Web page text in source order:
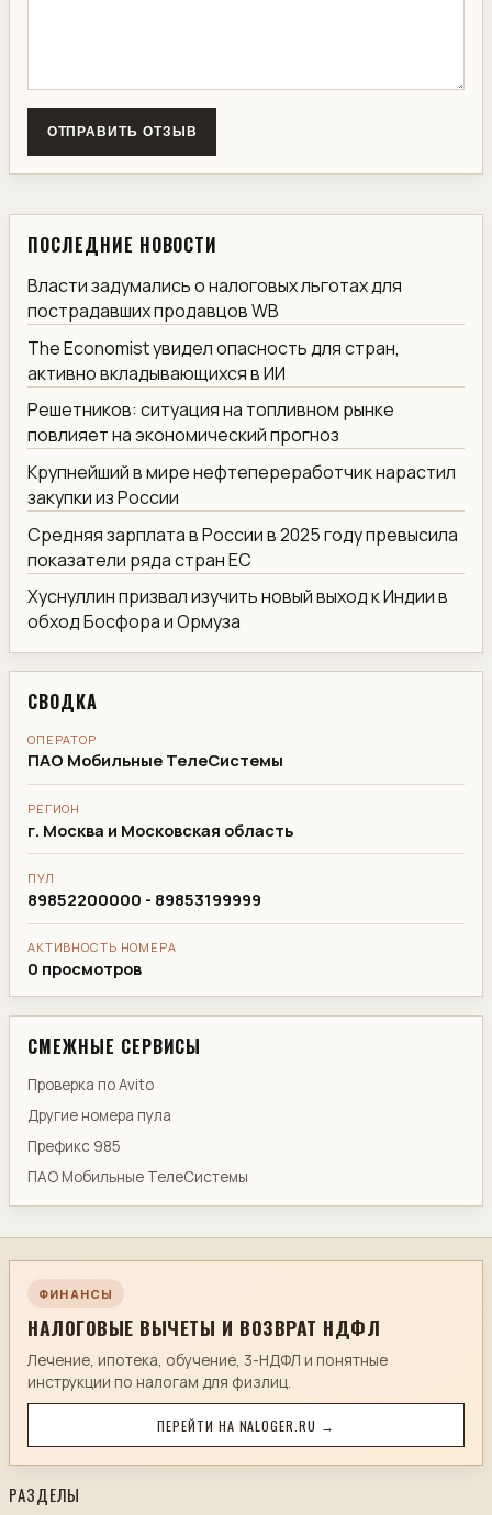
ОТПРАВИТЬ ОТЗЫВ
ПОСЛЕДНИЕ НОВОСТИ
Власти задумались о налоговых льготах для
пострадавших продавцов WB
The Economist увидел опасность для стран,
активно вкладывающихся в ИИ
Решетников: ситуация на топливном рынке
повлияет на экономический прогноз
Крупнейший в мире нефтепереработчик нарастил
закупки из России
Средняя зарплата в России в 2025 году превысила
показатели ряда стран ЕС
Хуснуллин призвал изучить новый выход к Индии в
обход Босфора и Ормуза
СВОДКА
ОПЕРАТОР
ПАО Мобильные ТелеСистемы
РЕГИОН
г. Москва и Московская область
ПУЛ
89852200000 - 89853199999
АКТИВНОСТЬ НОМЕРА
0 просмотров
СМЕЖНЫЕ СЕРВИСЫ
Проверка по Avito
Другие номера пула
Префикс 985
ПАО Мобильные ТелеСистемы
ФИНАНСЫ
НАЛОГОВЫЕ ВЫЧЕТЫ И ВОЗВРАТ НДФЛ
Лечение, ипотека, обучение, 3-НДФЛ и понятные
инструкции по налогам для физлиц.
ПЕРЕЙТИ НА NALOGER.RU →
РАЗДЕЛЫ